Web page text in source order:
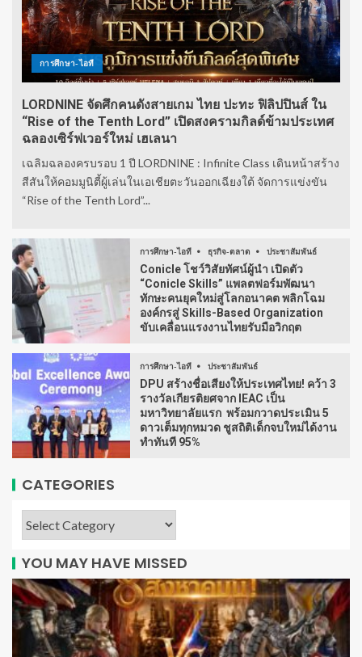
การศึกษา-ไอที
LORDNINE จัดศึกคนดังสายเกม ไทย ปะทะ ฟิลิปปินส์ ใน
“Rise of the Tenth Lord” เปิดสงครามกิลด์ข้ามประเทศ
ฉลองเซิร์ฟเวอร์ใหม่ เฮเลนา
เฉลิมฉลองครบรอบ 1 ปี LORDNINE : Infinite Class เดินหน้าสร้าง
สีสันให้คอมมูนิตี้ผู้เล่นในเอเชียตะวันออกเฉียงใต้ จัดการแข่งขัน
“Rise of the Tenth Lord”...
การศึกษา-ไอที ธุรกิจ-ตลาด ประชาสัมพันธ์
Conicle โชว์วิสัยทัศน์ผู้นำ เปิดตัว
“Conicle Skills” แพลตฟอร์มพัฒนา
ทักษะคนยุคใหม่สู่โลกอนาคต พลิกโฉม
องค์กรสู่ Skills-Based Organization
ขับเคลื่อนแรงงานไทยรับมือวิกฤต
การศึกษา-ไอที ประชาสัมพันธ์
DPU สร้างชื่อเสียงให้ประเทศไทย! คว้า 3
รางวัลเกียรติยศจาก IEAC เป็น
มหาวิทยาลัยแรก พร้อมกวาดประเมิน 5
ดาวเต็มทุกหมวด ชูสถิติเด็กจบใหม่ได้งาน
ทำทันที 95%
CATEGORIES
YOU MAY HAVE MISSED